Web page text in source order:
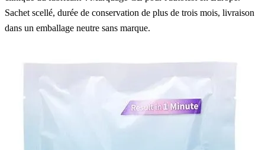
Sachet scellé, durée de conservation de plus de trois mois, livraison
dans un emballage neutre sans marque.